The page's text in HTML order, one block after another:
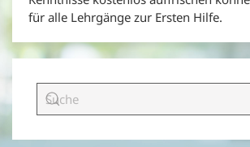
für alle Lehrgänge zur Ersten Hilfe.